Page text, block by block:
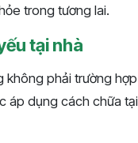
trong tương lai.
tại nhà
không phải trường hợp
áp dụng cách chữa tại